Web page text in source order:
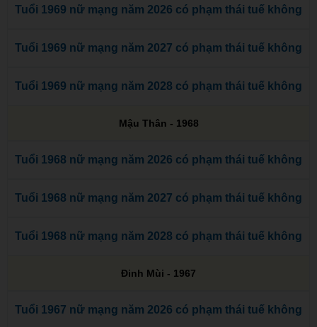
Tuổi 1969 nữ mạng năm 2026 có phạm thái tuế không
Tuổi 1969 nữ mạng năm 2027 có phạm thái tuế không
Tuổi 1969 nữ mạng năm 2028 có phạm thái tuế không
Mậu Thân - 1968
Tuổi 1968 nữ mạng năm 2026 có phạm thái tuế không
Tuổi 1968 nữ mạng năm 2027 có phạm thái tuế không
Tuổi 1968 nữ mạng năm 2028 có phạm thái tuế không
Đinh Mùi - 1967
Tuổi 1967 nữ mạng năm 2026 có phạm thái tuế không